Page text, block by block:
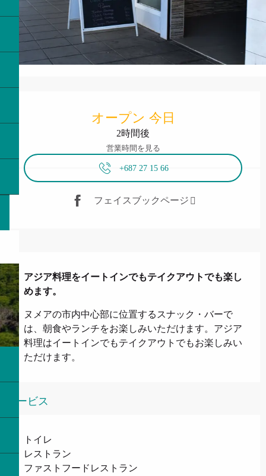
オープン 今日
2時間後
営業時間を見る
+687 27 15 66
フェイスブックページ
説明
アジア料理をイートインでもテイクアウトでも楽し
めます。
ヌメアの市内中心部に位置するスナック・バーで
は、朝食やランチをお楽しみいただけます。アジア
料理はイートインでもテイクアウトでもお楽しみい
ただけます。
サービス
トイレ
レストラン
ファストフードレストラン